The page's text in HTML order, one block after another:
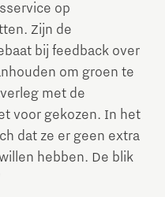
op
Zijn de
bij feedback over
om groen te
met de
voor gekozen. In het
dat ze er geen extra
hebben. De blik